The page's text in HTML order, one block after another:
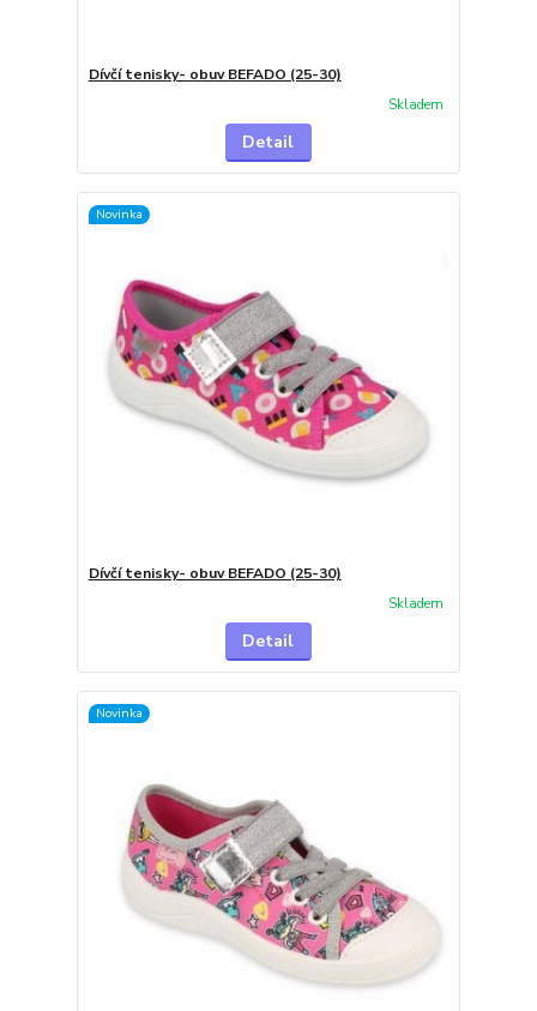
Dívčí tenisky- obuv BEFADO (25-30)
Skladem
Detail
Novinka
Dívčí tenisky- obuv BEFADO (25-30)
Skladem
Detail
Novinka